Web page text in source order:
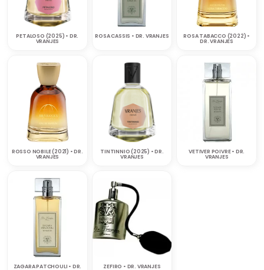
PETALOSO (2025) • DR.
VRANJES
ROSA CASSIS • DR. VRANJES ROSA TABACCO (2022) •
DR. VRANJES
ROSSO NOBILE (2021) • DR.
VRANJES
TINTINNIO (2025) • DR.
VRANJES
VETIVER POIVRE • DR.
VRANJES
ZAGARA PATCHOULI • DR. ZEFIRO • DR. VRANJES